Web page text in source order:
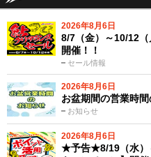
2026年8月6日
セール情報
8/7（金）～10/12（
開催！！
2026年8月6日
お知らせ
お盆期間の営業時
2026年8月6日
★予告★8/19（水）